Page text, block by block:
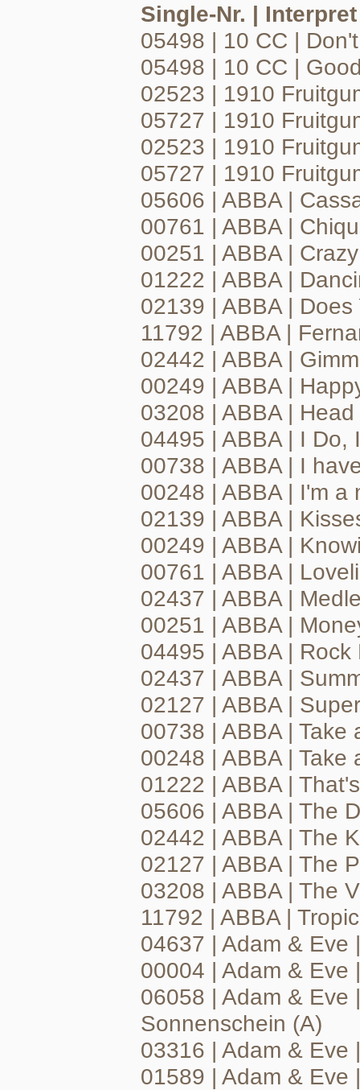
Single-Nr. |
05498 | 10 CC |
05498 | 10 CC |
02523 | 1910
05727 | 1910
02523 | 1910
05727 | 1910
05606 | ABBA |
00761 | ABBA |
00251 | ABBA |
01222 | ABBA |
02139 | ABBA |
11792 | ABBA |
02442 | ABBA |
00249 | ABBA |
03208 | ABBA |
04495 | ABBA | I Do,
00738 | ABBA | I
00248 | ABBA | I'm a
02139 | ABBA |
00249 | ABBA |
00761 | ABBA |
02437 | ABBA |
00251 | ABBA |
04495 | ABBA | Rock
02437 | ABBA |
02127 | ABBA |
00738 | ABBA | Take
00248 | ABBA | Take
01222 | ABBA |
05606 | ABBA | The
02442 | ABBA | The
02127 | ABBA | The
03208 | ABBA | The
11792 | ABBA |
04637 | Adam & Eve
00004 | Adam & Eve
06058 | Adam & Eve
Sonnenschein (A)
03316 | Adam & Eve
01589 | Adam & Eve